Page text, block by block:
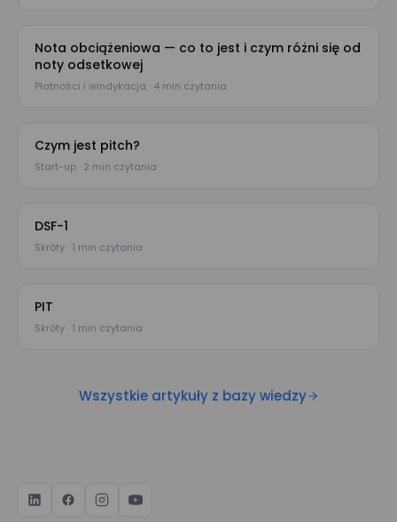
Nota obciążeniowa — co to jest i czym różni się od
noty odsetkowej
Płatności i windykacja · 4 min czytania
Czym jest pitch?
Start-up · 2 min czytania
DSF-1
Skróty · 1 min czytania
PIT
Skróty · 1 min czytania
Wszystkie artykuły z bazy wiedzy